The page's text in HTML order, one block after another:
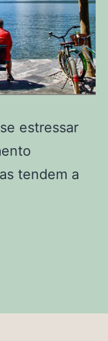
estressar
tendem a